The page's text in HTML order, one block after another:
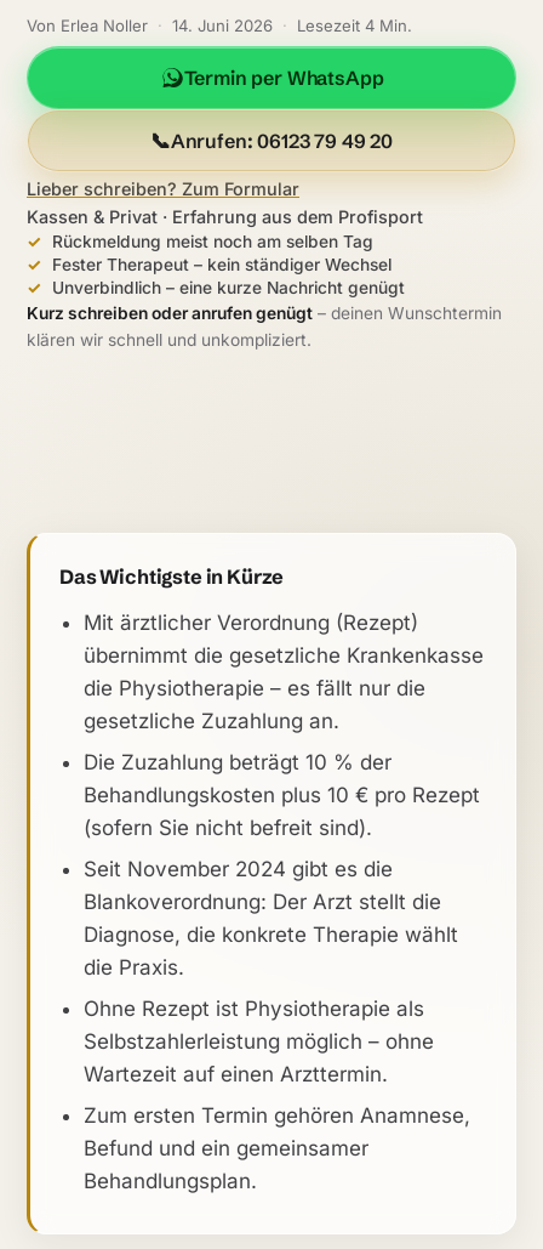
Von Erlea Noller · 14. Juni 2026 · Lesezeit 4 Min.
Termin per WhatsApp
📞Anrufen: 06123 79 49 20
Lieber schreiben? Zum Formular
Kassen & Privat · Erfahrung aus dem Profisport
Rückmeldung meist noch am selben Tag
Fester Therapeut – kein ständiger Wechsel
Unverbindlich – eine kurze Nachricht genügt
Kurz schreiben oder anrufen genügt – deinen Wunschtermin
klären wir schnell und unkompliziert.
Das Wichtigste in Kürze
Mit ärztlicher Verordnung (Rezept)
übernimmt die gesetzliche Krankenkasse
die Physiotherapie – es fällt nur die
gesetzliche Zuzahlung an.
Die Zuzahlung beträgt 10 % der
Behandlungskosten plus 10 € pro Rezept
(sofern Sie nicht befreit sind).
Seit November 2024 gibt es die
Blankoverordnung: Der Arzt stellt die
Diagnose, die konkrete Therapie wählt
die Praxis.
Ohne Rezept ist Physiotherapie als
Selbstzahlerleistung möglich – ohne
Wartezeit auf einen Arzttermin.
Zum ersten Termin gehören Anamnese,
Befund und ein gemeinsamer
Behandlungsplan.